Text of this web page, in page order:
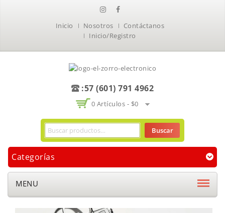
Inicio Nosotros
Contáctanos
Inicio/Registro
:57 (601) 791 4962
0 Artículos - $0
Buscar
Categorías
MENU